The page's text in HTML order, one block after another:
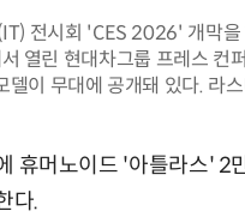
전시회 'CES 2026' 개막
열린 현대차그룹 프레스 컨
델이 무대에 공개돼 있다.
휴머노이드 '아틀라스'
다.